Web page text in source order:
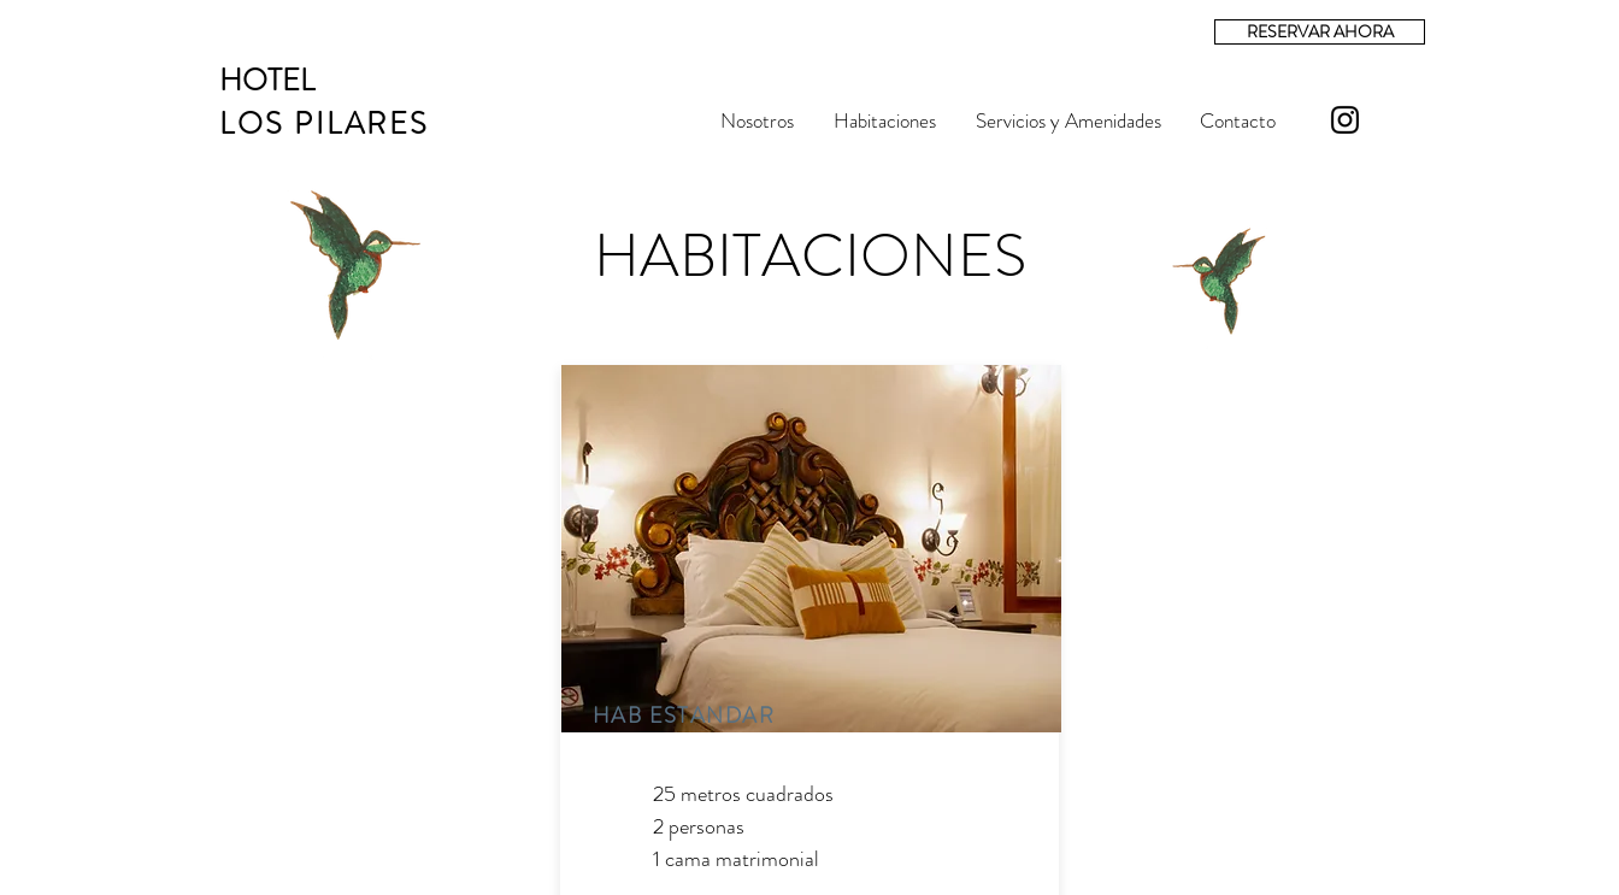
RESERVAR AHORA
HOTEL
LOS PILARES
Nosotros Habitaciones Servicios y Amenidades Contacto
HABITACIONES
HAB ESTANDAR
25 metros cuadrados
2 personas
1 cama matrimonial